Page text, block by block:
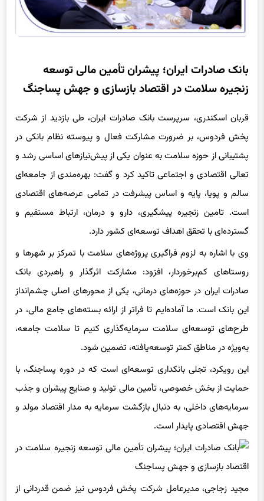
بانک صادرات ایران؛ پیشران تأمین مالی توسعه
زنجیره سلامت در اقتصاد بازسازی و جهش پساجنگ
قربان اسکندری، سرپرست بانک صادرات ایران، طی بازدید از شرکت
پخش فردوس، بر ضرورت مشارکت فعال و پیوسته نظام بانکی در
پشتیبانی از حوزه سلامت به عنوان یکی از پیش‌نیازهای اساسی رشد و
تعالی اقتصادی و اجتماعی تاکید کرد و گفت: بهره‌مندی از جامعه‌ای
سالم و پویا، پایه و اساس پیشرفت در تمامی عرصه‌های اقتصادی
است. تامین زنجیره پیشگیری، دارو و درمان، ارتباط مستقیم و
گسترده‌ای با تحقق اهداف توسعه‌ای کشور دارد.
وی با اشاره به لزوم فراگیری پروژه‌های سلامت با تمرکز بر شهرها و
روستاهای کم‌برخوردار، افزود: مشارکت اثرگذار و راهبردی بانک
صادرات ایران در حوزه‌های درمانی، یکی از محورهای اصلی چشم‌انداز
این بانک است. ما آماده‌ایم تا فراتر از ارائه بسته‌های جامع مالی، در
طرح‌های توسعه‌ای سلامت سرمایه‌گذاری کنیم تا سلامت جامعه،
به‌ویژه در مناطق کمتر توسعه‌یافته، تضمین شود.
این رویکرد، تجلی بانکداری توسعه‌ای است که در دوره پساجنگ، با
حمایت از بخش خصوصی، تأمین مالی تولید و صنایع پیشران و جذب
سرمایه‌های داخلی، به دنبال بازگشت سرمایه به مدار اقتصاد مولد و
جهش اقتصادی پایدار است.
مجید زجاجی، مدیرعامل شرکت پخش فردوس نیز ضمن قدردانی از